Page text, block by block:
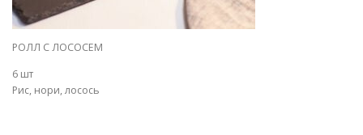
РОЛЛ С ЛОСОСЕМ
6 шт
Рис, нори, лосось